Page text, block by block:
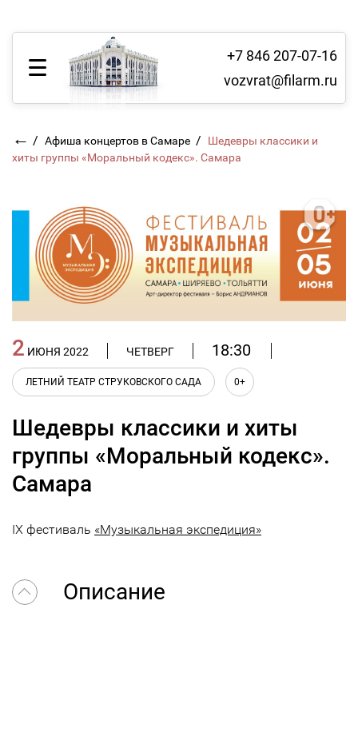
+7 846 207-07-16
vozvrat@filarm.ru
← / Афиша концертов в Самаре /
Шедевры классики и
хиты группы «Моральный кодекс». Самара
2 ИЮНЯ 2022 ЧЕТВЕРГ 18:30
ЛЕТНИЙ ТЕАТР СТРУКОВСКОГО САДА 0+
Шедевры классики и хиты
группы «Моральный кодекс».
Самара
IX фестиваль «Музыкальная экспедиция»
Описание